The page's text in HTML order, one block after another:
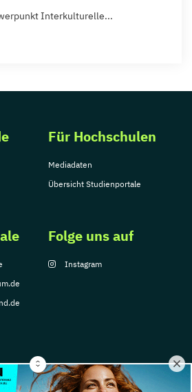
Interkulturelle...
Für Hochschulen
Mediadaten
Übersicht Studienportale
Folge uns auf
Instagram